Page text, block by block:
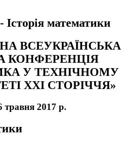
Історія математики
ВСЕУКРАЇНСЬКА
КОНФЕРЕНЦІЯ
У ТЕХНІЧНОМУ
ХХІ СТОРІЧЧЯ»
травня 2017 р.